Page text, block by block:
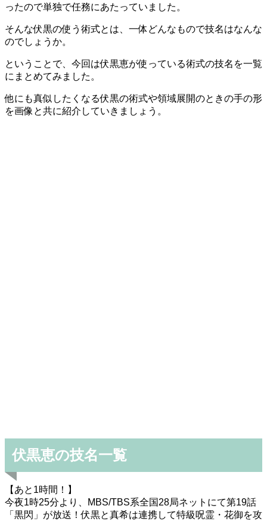
ったので単独で任務にあたっていました。
そんな伏黒の使う術式とは、一体どんなもので技名はなんな
のでしょうか。
ということで、今回は伏黒恵が使っている術式の技名を一覧
にまとめてみました。
他にも真似したくなる伏黒の術式や領域展開のときの手の形
を画像と共に紹介していきましょう。
伏黒恵の技名一覧
【あと1時間！】
今夜1時25分より、MBS/TBS系全国28局ネットにて第19話
「黒閃」が放送！伏黒と真希は連携して特級呪霊・花御を攻